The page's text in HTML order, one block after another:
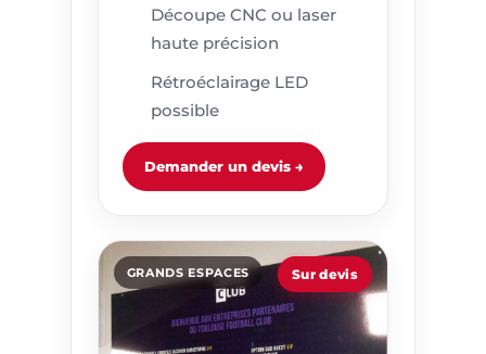
Découpe CNC ou laser
haute précision
Rétroéclairage LED
possible
Demander un devis →
Sur devis
GRANDS ESPACES